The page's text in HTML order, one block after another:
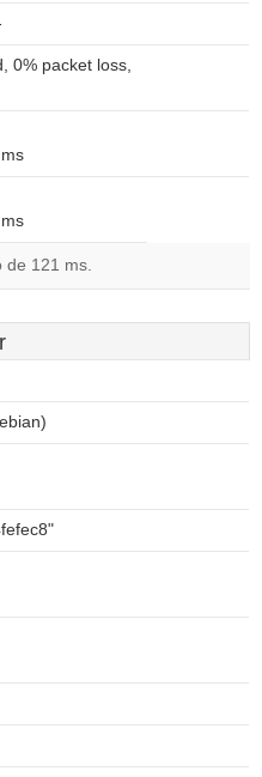
0% packet loss,
de 121 ms.